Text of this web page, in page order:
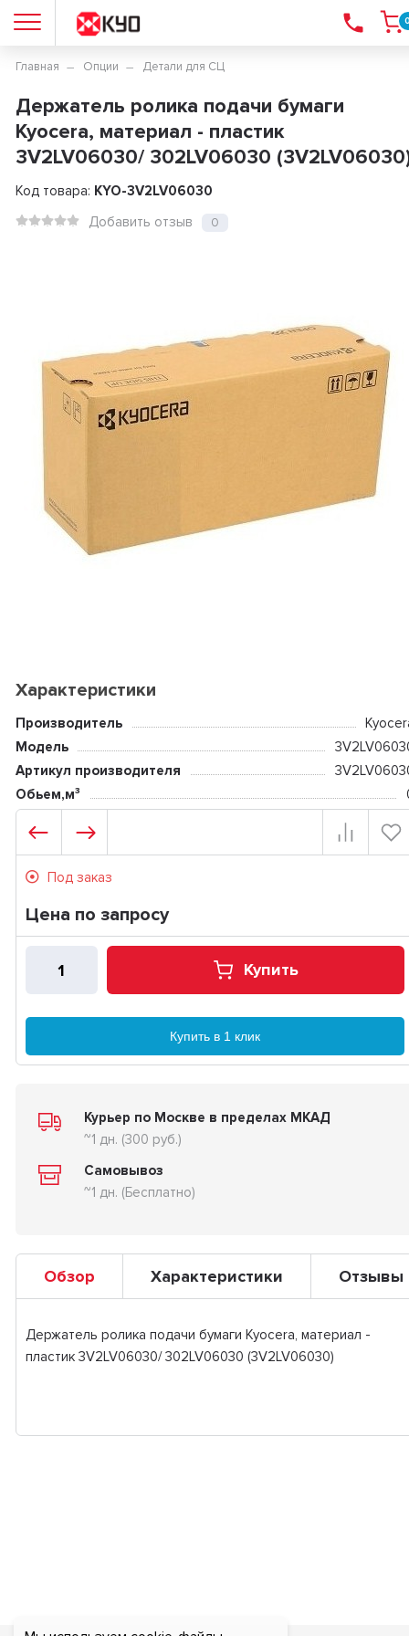
Главная Опции Детали для СЦ
Держатель ролика подачи бумаги
Kyocera, материал - пластик
3V2LV06030/ 302LV06030
Код товара: KYO-3V2LV06030
Добавить отзыв
0
Характеристики
Производитель
Модель
Артикул производителя
Обьем,м³
Под заказ
Цена по запросу
Купить
Купить в 1 клик
Курьер по Москве в пределах МКАД
~1 дн. (300 руб.)
Самовывоз
~1 дн. (Бесплатно)
Обзор Характеристики Отзывы
Держатель ролика подачи бумаги Kyocera, материал -
пластик 3V2LV06030/ 302LV06030 (3V2LV06030)